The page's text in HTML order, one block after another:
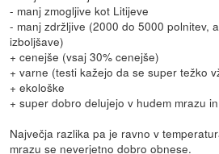
- manj zmogljive kot Litijeve
- manj zdržljive (2000 do 5000 polnitev,
izboljšave)
+ cenejše (vsaj 30% cenejše)
+ varne (testi kažejo da se super težko
+ ekološke
+ super dobro delujejo v hudem mrazu
Največja razlika pa je ravno v
mrazu se neverjetno dobro obnese.